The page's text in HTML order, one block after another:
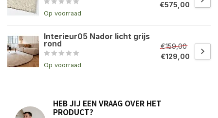
Op voorraad
€575,00
Interieur05 Nador licht grijs
rond
Op voorraad
€159,00
€129,00
HEB JIJ EEN VRAAG OVER HET
PRODUCT?